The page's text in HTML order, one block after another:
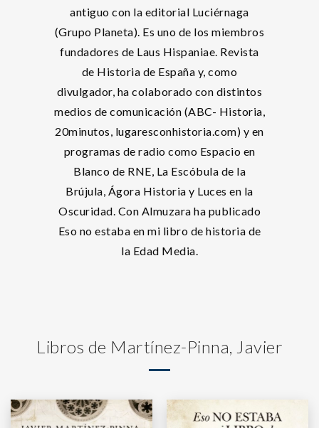
antiguo con la editorial Luciérnaga
(Grupo Planeta). Es uno de los miembros
fundadores de Laus Hispaniae. Revista
de Historia de España y, como
divulgador, ha colaborado con distintos
medios de comunicación (ABC- Historia,
20minutos, lugaresconhistoria.com) y en
programas de radio como Espacio en
Blanco de RNE, La Escóbula de la
Brújula, Ágora Historia y Luces en la
Oscuridad. Con Almuzara ha publicado
Eso no estaba en mi libro de historia de
la Edad Media.
Libros de Martínez-Pinna, Javier